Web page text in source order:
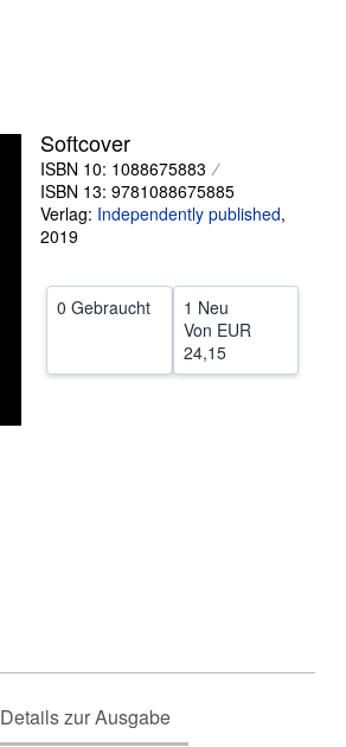
SCHLIESSEN
Softcover
ISBN 10: 1088675883
ISBN 13: 9781088675885
Verlag: Independently published,
2019
0 Gebraucht
1 Neu
Von EUR
24,15
Details zur Ausgabe